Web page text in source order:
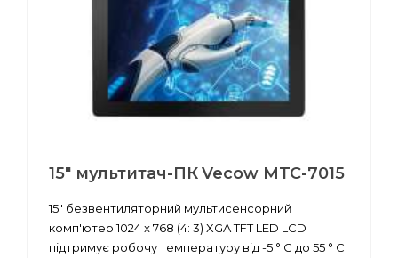
15" мультитач-ПК Vecow MTC-7015
15" безвентиляторний мультисенсорний
комп'ютер 1024 x 768 (4: 3) XGA TFT LED LCD
підтримує робочу температуру від -5 ° C до 55 ° C